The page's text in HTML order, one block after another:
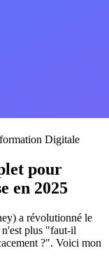
Digitale
pour
en 2025
a révolutionné le
plus "faut-il
?". Voici mon